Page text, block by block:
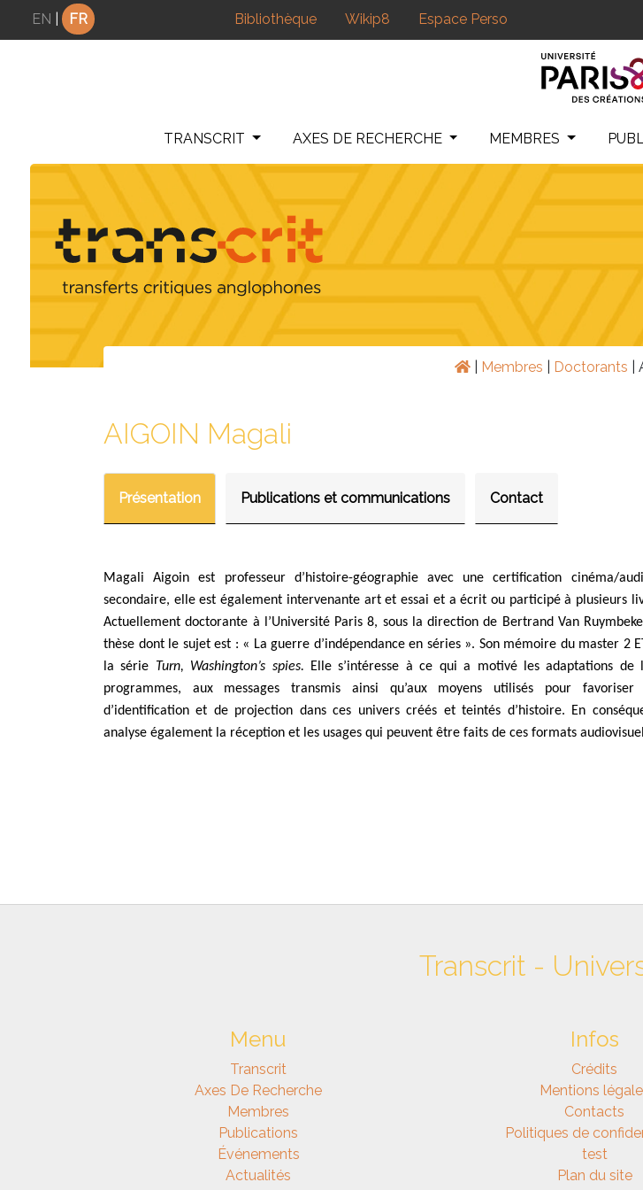
Panneau de gestion des cookies
EN FR Bibliothèque Wikip8 Espace Perso
TRANSCRIT AXES DE RECHERCHE MEMBRES
Membres Doctorants
AIGOIN Magali
Présentation Publications et communications Contact
Magali Aigoin est professeur d’histoire-géographie avec une certification cinéma/
secondaire, elle est également intervenante art et essai et a écrit ou participé à plusieurs
Actuellement doctorante à l’Université Paris 8, sous la direction de Bertrand Van
thèse dont le sujet est : « La guerre d’indépendance en séries ». Son mémoire du master 2
la série Turn, Washington’s spies. Elle s’intéresse à ce qui a motivé les adaptations de
programmes, aux messages transmis ainsi qu’aux moyens utilisés pour favoriser
d’identification et de projection dans ces univers créés et teintés d’histoire. En
analyse également la réception et les usages qui peuvent être faits de ces formats
Transcrit -
Menu
Transcrit
Axes De Recherche
Membres
Publications
Événements
Actualités
Infos
Crédits
Mentions
Contacts
Politiques de
test
Plan du site